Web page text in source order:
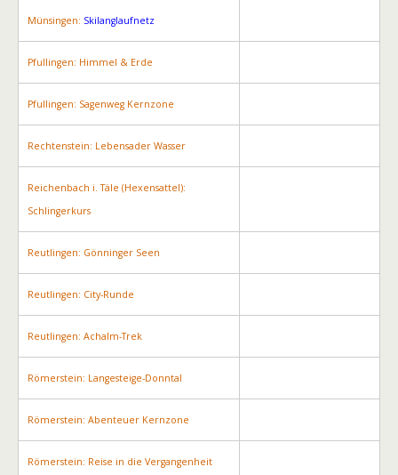
Münsingen: Skilanglaufnetz
Pfullingen: Himmel & Erde
Pfullingen: Sagenweg Kernzone
Rechtenstein: Lebensader Wasser
Reichenbach i. Täle (Hexensattel):
Schlingerkurs
Reutlingen: Gönninger Seen
Reutlingen: City-Runde
Reutlingen: Achalm-Trek
Römerstein: Langesteige-Donntal
Römerstein: Abenteuer Kernzone
Römerstein: Reise in die Vergangenheit